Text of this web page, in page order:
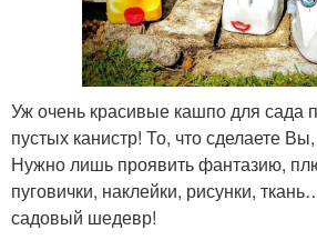
Уж очень красивые кашпо для сада
пустых канистр! То, что сделаете
Нужно лишь проявить фантазию,
пуговички, наклейки, рисунки,
садовый шедевр!